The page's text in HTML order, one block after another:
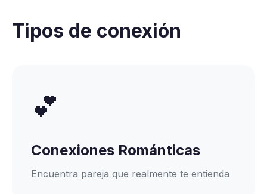
Tipos de conexión
💕
Conexiones Románticas
Encuentra pareja que realmente te entienda